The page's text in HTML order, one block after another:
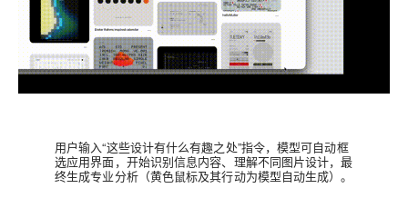
用户输入“这些设计有什么有趣之处”指令，模型可自动框
选应用界面，开始识别信息内容、理解不同图片设计，最
终生成专业分析（黄色鼠标及其行动为模型自动生成）。